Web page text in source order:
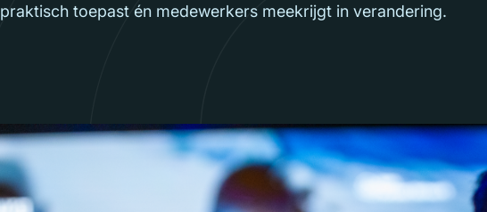
praktisch toepast én medewerkers meekrijgt in verandering.